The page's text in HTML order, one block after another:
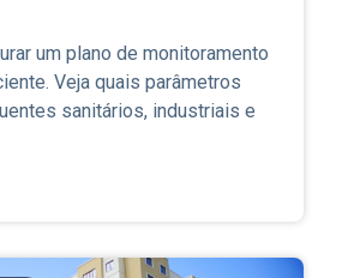
um plano de monitoramento
Veja quais parâmetros
sanitários, industriais e